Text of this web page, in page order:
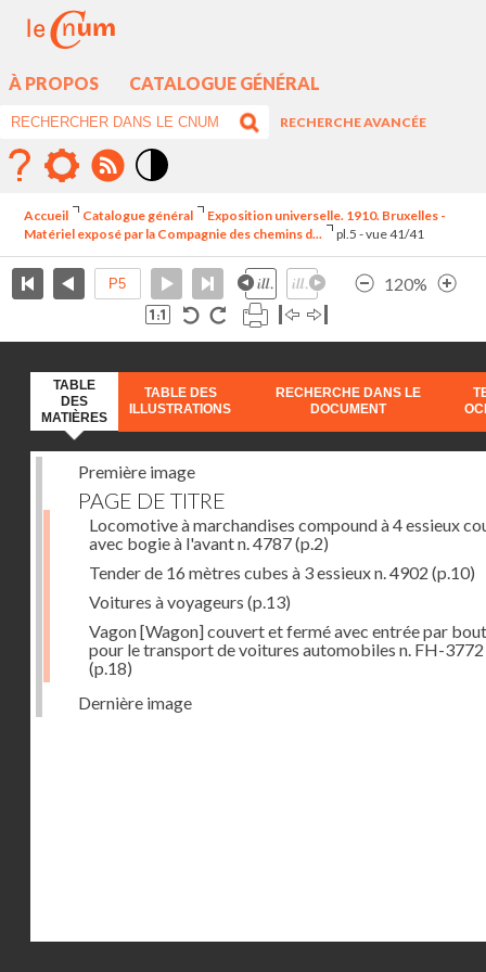
À PROPOS CATALOGUE GÉNÉRAL
RECHERCHE AVANCÉE
élévé
Accueil Catalogue général
Exposition universelle. 1910. Bruxelles -
Matériel exposé par la Compagnie des chemins d...
pl.5 - vue 41/41
120%
TABLE
DES
MATIÈRES
TABLE DES
ILLUSTRATIONS
RECHERCHE DANS LE
DOCUMENT
Première image
PAGE DE TITRE
Locomotive à marchandises compound à 4 essieux
avec bogie à l'avant n. 4787(p.2)
Tender de 16 mètres cubes à 3 essieux n. 4902 (p.10)
Voitures à voyageurs (p.13)
Vagon [Wagon] couvert et fermé avec entrée par
pour le transport de voitures automobiles n. FH-3772
(p.18)
Dernière image